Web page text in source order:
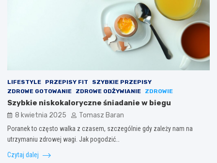
LIFESTYLE PRZEPISY FIT
SZYBKIE PRZEPISY
ZDROWE GOTOWANIE
ZDROWE ODŻYWIANIE ZDROWIE
Szybkie niskokaloryczne śniadanie w biegu
8 kwietnia 2025 Tomasz Baran
Poranek to często walka z czasem, szczególnie gdy zależy nam na
utrzymaniu zdrowej wagi. Jak pogodzić…
Czytaj dalej